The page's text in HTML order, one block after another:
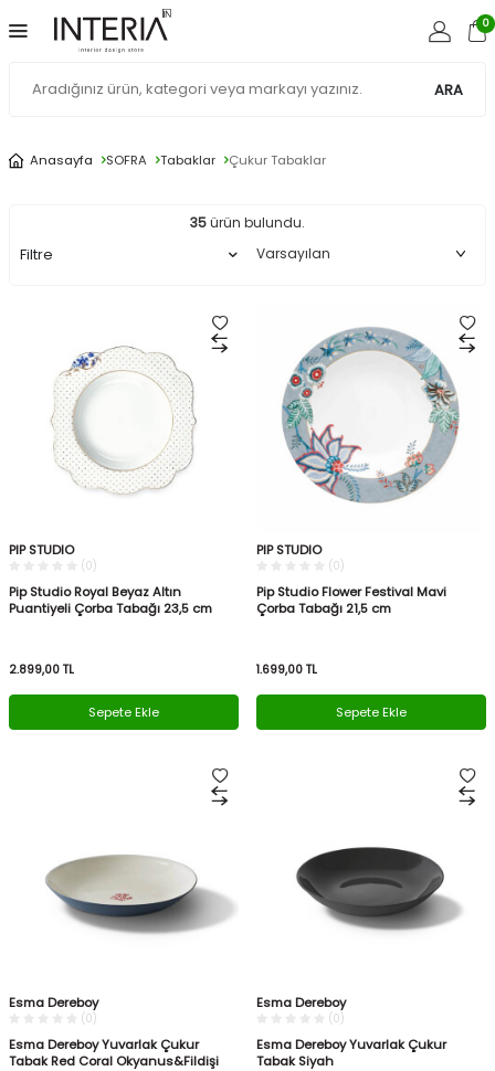
ARA
0
Anasayfa SOFRA Tabaklar Çukur Tabaklar
Çukur
Filtre
35ürün bulundu.
PIP STUDIO
(0)
Pip Studio Royal Beyaz Altın
Puantiyeli Çorba Tabağı 23,5 cm
2.899,00 TL
Sepete Ekle
PIP STUDIO
(0)
Pip Studio Flower Festival Mavi
Çorba Tabağı 21,5 cm
1.699,00 TL
Sepete Ekle
Esma Dereboy
(0)
Esma Dereboy Yuvarlak Çukur
Tabak Red Coral Okyanus&Fildişi
Esma Dereboy
(0)
Esma Dereboy Yuvarlak Çukur
Tabak Siyah